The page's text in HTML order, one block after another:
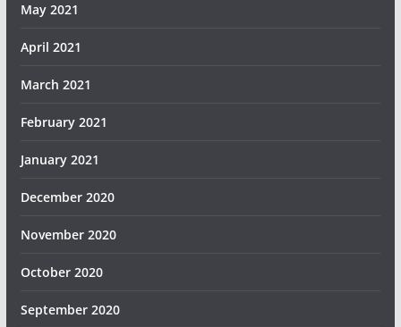
May 2021
April 2021
March 2021
February 2021
January 2021
December 2020
November 2020
October 2020
September 2020